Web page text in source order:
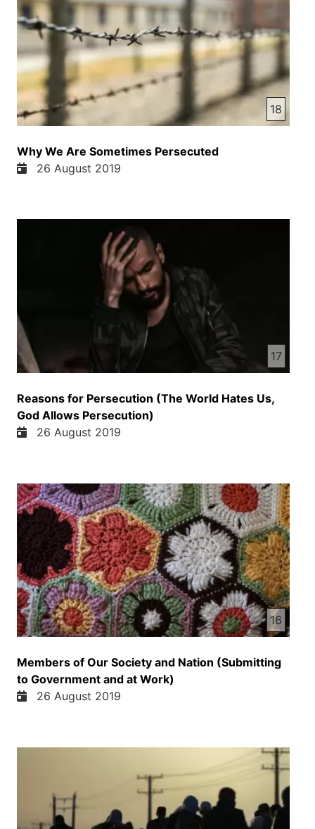
18
Why We Are Sometimes Persecuted
26 August 2019
17
Reasons for Persecution (The World Hates Us,
God Allows Persecution)
26 August 2019
16
Members of Our Society and Nation (Submitting
to Government and at Work)
26 August 2019